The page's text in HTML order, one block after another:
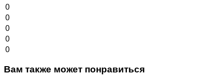
0
0
0
0
0
Вам также может понравиться